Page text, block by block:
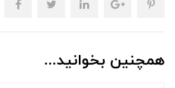
همچنین بخوانید...